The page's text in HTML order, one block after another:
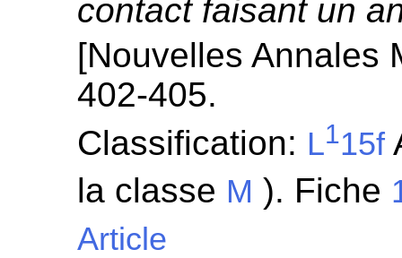
contact faisant un
[Nouvelles Annales
402-405.
Classification: L115f
la classe M ). Fiche
Article